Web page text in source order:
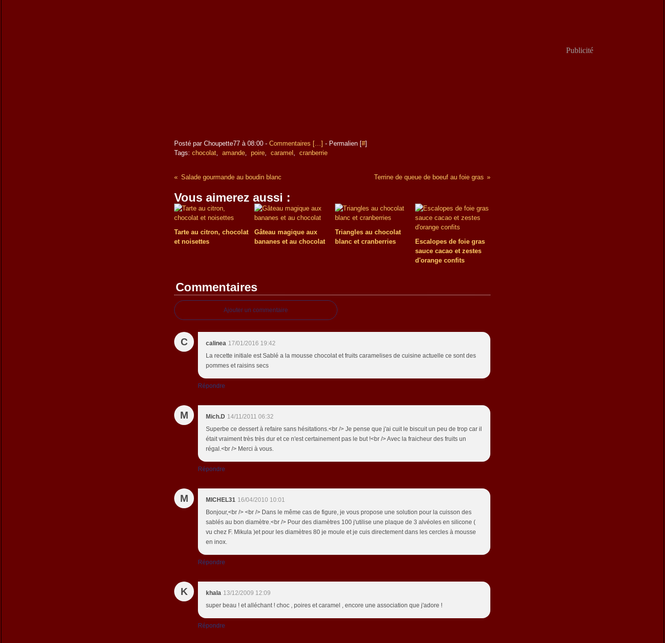
Posté par Choupette77 à 08:00 -Commentaires […] - Permalien [#]
Tags:chocolat,amande,poire,caramel ,cranberrie
Salade gourmande au boudin blanc Terrine de queue de boeuf au foie gras
Vous aimerez aussi :
Tarte au citron, chocolat
et noisettes
Gâteau magique aux
bananes et au chocolat
Triangles au chocolat
blanc et cranberries
Escalopes de foie gras
sauce cacao et zestes
d'orange confits
Commentaires
Ajouter un commentaire
C calinea 17/01/2016 19:42
La recette initiale est Sablé a la mousse chocolat et fruits caramelises de cuisine actuelle ce sont des
pommes et raisins secs
Répondre
M Mich.D 14/11/2011 06:32
Superbe ce dessert à refaire sans hésitations.<br /> Je pense que j'ai cuit le biscuit un peu de trop car il
était vraiment très très dur et ce n'est certainement pas le but !<br /> Avec la fraicheur des fruits un
régal.<br /> Merci à vous.
Répondre
M MICHEL31 16/04/2010 10:01
Bonjour,<br /> <br /> Dans le même cas de figure, je vous propose une solution pour la cuisson des
sablés au bon diamètre.<br /> Pour des diamètres 100 j'utilise une plaque de 3 alvéoles en silicone (
vu chez F. Mikula )et pour les diamètres 80 je moule et je cuis directement dans les cercles à mousse
en inox.
Répondre
K khala 13/12/2009 12:09
super beau ! et alléchant ! choc , poires et caramel , encore une association que j'adore !
Répondre
Publicité